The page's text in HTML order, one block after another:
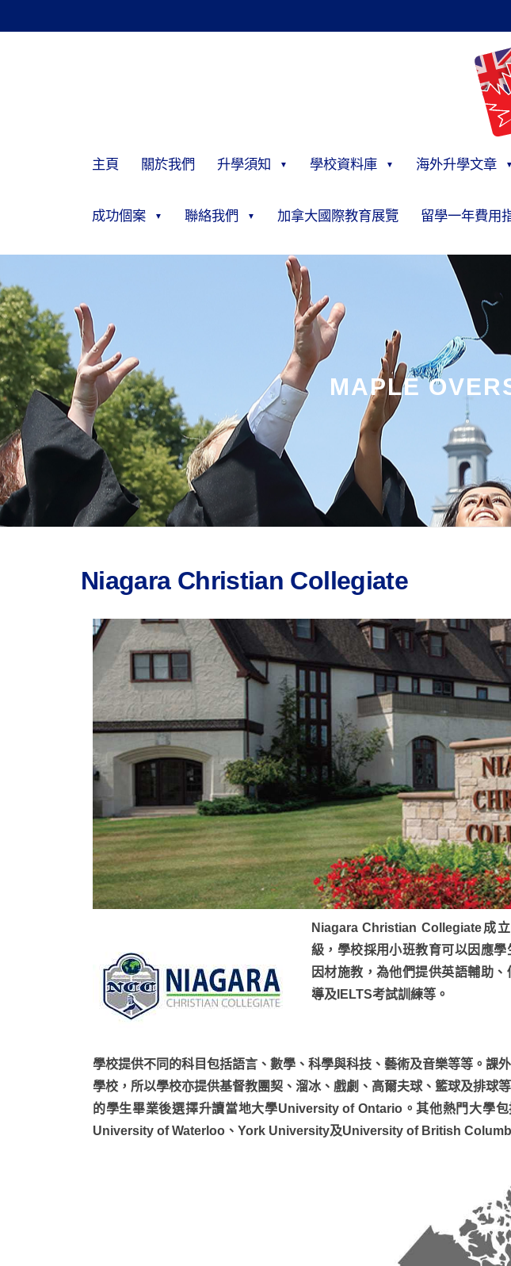
主頁 關於我們 升學須知 學校資料庫 海外升學文章
成功個案 聯絡我們 加拿大國際教育展覽 留學一年費用
MAPLE
Niagara Christian Collegiate
Niagara Christian Collegiate成
級，學校採用小班教育可以因應
因材施教，為他們提供英語輔助
導及IELTS考試訓練等。
學校提供不同的科目包括語言、數學、科學與科技、藝術及音樂等等。課
學校，所以學校亦提供基督教團契、溜冰、戲劇、高爾夫球、籃球及排球
的學生畢業後選擇升讀當地大學University of Ontario。其他熱門大學
University of Waterloo、York University及University of British